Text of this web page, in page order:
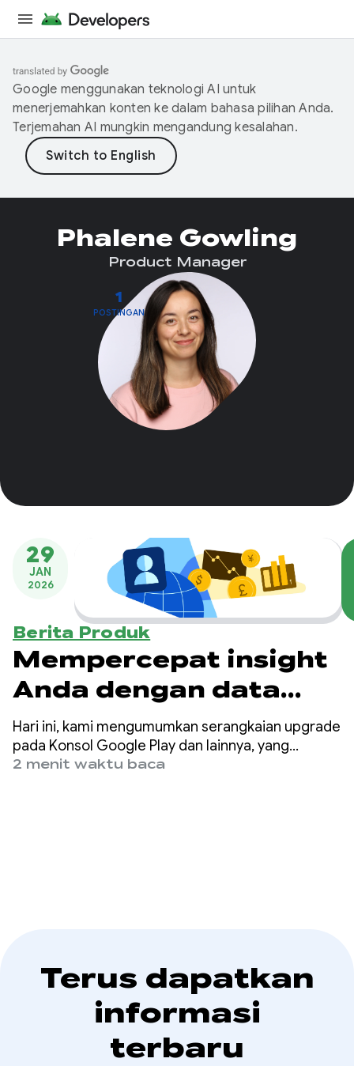
Google menggunakan teknologi AI untuk
menerjemahkan konten ke dalam bahasa pilihan Anda.
Terjemahan AI mungkin mengandung kesalahan.
1
POSTINGAN
Phalene Gowling
Product Manager
29
JAN
2026
Berita Produk
Mempercepat insight
Anda dengan data
dan rekomendasi
monetisasi yang lebih
Hari ini, kami mengumumkan serangkaian upgrade
pada Konsol Google Play dan lainnya, yang
memberi Anda visibilitas yang lebih besar ke
2 menit waktu baca
Terus dapatkan
informasi
terbaru